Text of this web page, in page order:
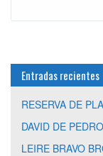
Entradas recientes
RESERVA DE
DAVID DE
LEIRE BRAVO